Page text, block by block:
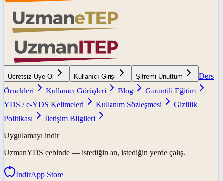
Ücretsiz Üye Ol Kullanıcı Girişi Şifremi Unuttum
Ders
Örnekleri
Kullanıcı Görüşleri Blog
Garantili Eğitim
YDS / e-YDS Kelimeleri
Kullanım Sözleşmesi
Gizlilik
Politikası
İletişim Bilgileri
Uygulamayı indir
UzmanYDS cebinde — istediğin an, istediğin yerde çalış.
İndirApp Store